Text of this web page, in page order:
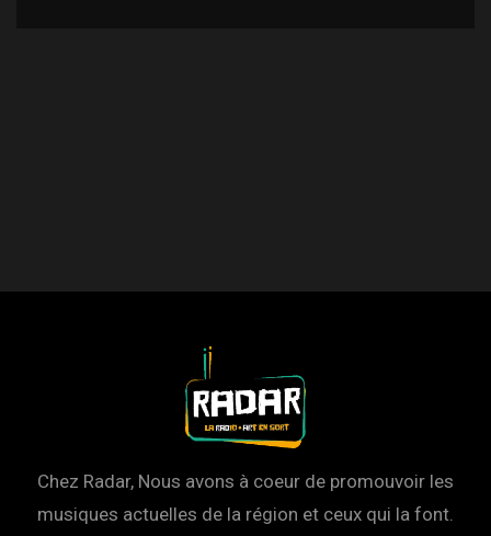
Chez Radar, Nous avons à coeur de promouvoir les
musiques actuelles de la région et ceux qui la font.